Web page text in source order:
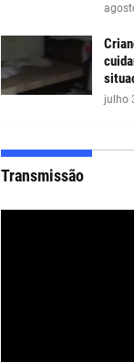
julho
Transmissão